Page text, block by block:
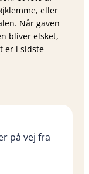
eller
Når gaven
bliver elsket,
er i sidste
på vej fra